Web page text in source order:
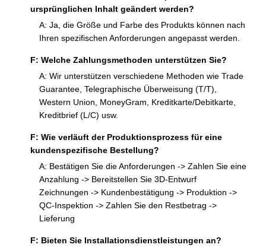
ursprünglichen Inhalt geändert werden?
A: Ja, die Größe und Farbe des Produkts können nach
Ihren spezifischen Anforderungen angepasst werden.
F: Welche Zahlungsmethoden unterstützen Sie?
A: Wir unterstützen verschiedene Methoden wie Trade
Guarantee, Telegraphische Überweisung (T/T),
Western Union, MoneyGram, Kreditkarte/Debitkarte,
Kreditbrief (L/C) usw.
F: Wie verläuft der Produktionsprozess für eine
kundenspezifische Bestellung?
A: Bestätigen Sie die Anforderungen -> Zahlen Sie eine
Anzahlung -> Bereitstellen Sie 3D-Entwurf
Zeichnungen -> Kundenbestätigung -> Produktion ->
QC-Inspektion -> Zahlen Sie den Restbetrag ->
Lieferung
F: Bieten Sie Installationsdienstleistungen an?